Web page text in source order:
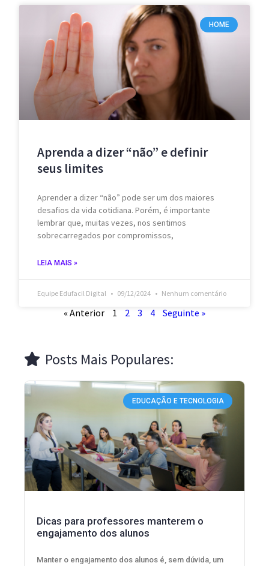
HOME
Aprenda a dizer “não” e definir
seus limites
Aprender a dizer “não” pode ser um dos maiores
desafios da vida cotidiana. Porém, é importante
lembrar que, muitas vezes, nos sentimos
sobrecarregados por compromissos,
LEIA MAIS »
Equipe Edufacil Digital 09/12/2024 Nenhum comentário
« Anterior 1 2 3 4 Seguinte »
Posts Mais Populares:
EDUCAÇÃO E TECNOLOGIA
Dicas para professores manterem o
engajamento dos alunos
Manter o engajamento dos alunos é, sem dúvida, um